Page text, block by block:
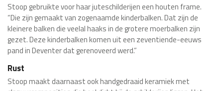
Stoop gebruikte voor haar juteschilderijen een houten frame.
“Die zijn gemaakt van zogenaamde kinderbalken. Dat zijn de
kleinere balken die veelal haaks in de grotere moerbalken zijn
gezet. Deze kinderbalken komen uit een zeventiende-eeuws
pand in Deventer dat gerenoveerd werd.”
Rust
Stoop maakt daarnaast ook handgedraaid keramiek met